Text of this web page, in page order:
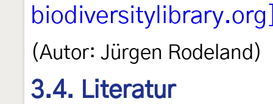
(Autor: Jürgen Rodeland)
3.4. Literatur